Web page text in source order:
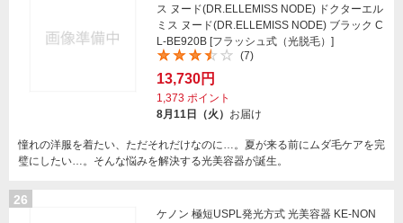
ス ヌード(DR.ELLEMISS NODE) ドクターエル
ミス ヌード(DR.ELLEMISS NODE) ブラック C
L-BE920B [フラッシュ式（光脱毛）]
(7)
13,730円
1,373 ポイント
8月11日（火） お届け
憧れの洋服を着たい、ただそれだけなのに…。夏が来る前にムダ毛ケアを完
璧にしたい…。そんな悩みを解決する光美容器が誕生。
26
ケノン 極短USPL発光方式 光美容器 KE-NON